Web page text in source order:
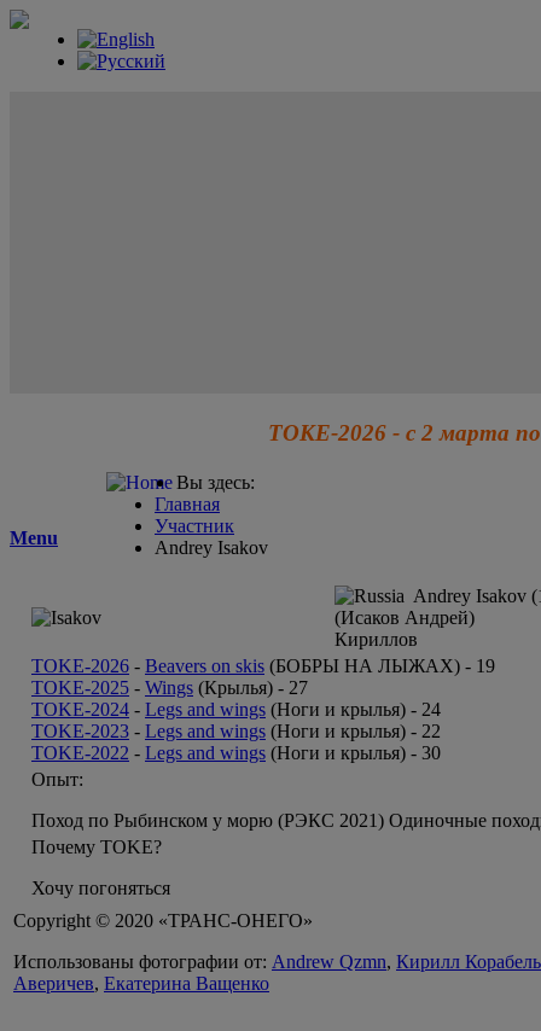
ТОКЕ-2026 - с 2 марта по
Menu
Вы здесь:
Главная
Участник
Andrey Isakov
Andrey Isakov
(Исаков Андрей)
Кириллов
TOKE-2026 - Beavers on skis (БОБРЫ НА ЛЫЖАХ) - 19
TOKE-2025 - Wings (Крылья) - 27
TOKE-2024 - Legs and wings (Ноги и крылья) - 24
TOKE-2023 - Legs and wings (Ноги и крылья) - 22
TOKE-2022 - Legs and wings (Ноги и крылья) - 30
Опыт:
Поход по Рыбинском у морю (РЭКС 2021) Одиночные
Почему TOKE?
Хочу погоняться
Copyright © 2020 «ТРАНС-ОНЕГО»
Использованы фотографии от: Andrew Qzmn, Кирилл
Аверичев, Екатерина Ващенко